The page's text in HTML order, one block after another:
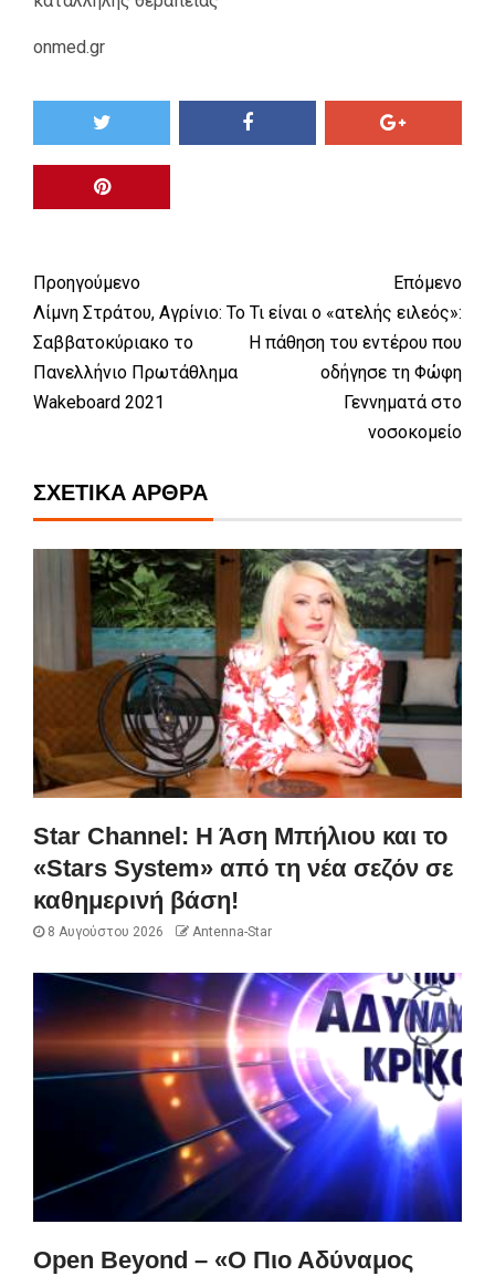
onmed.gr
Προηγούμενο
Λίμνη Στράτου, Αγρίνιο: Το
Σαββατοκύριακο το
Πανελλήνιο Πρωτάθλημα
Wakeboard 2021
Επόμενο
Τι είναι ο «ατελής ειλεός»:
Η πάθηση του εντέρου που
οδήγησε τη Φώφη
Γεννηματά στο
νοσοκομείο
ΣΧΕΤΙΚΆ ΆΡΘΡΑ
Star Channel: Η Άση Μπήλιου και το
«Stars System» από τη νέα σεζόν σε
καθημερινή βάση!
8 Αυγούστου 2026 Antenna-Star
Open Beyond – «Ο Πιο Αδύναμος